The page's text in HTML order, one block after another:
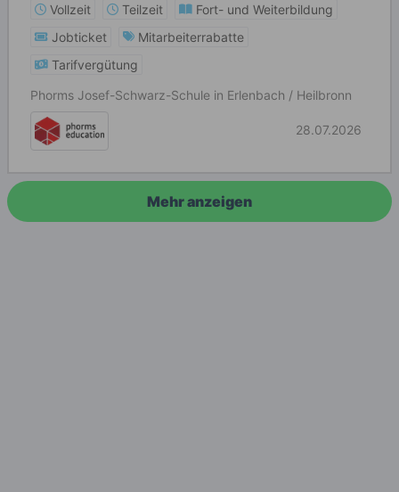
Vollzeit
Teilzeit
Fort- und Weiterbildung
Jobticket
Mitarbeiterrabatte
Tarifvergütung
Phorms Josef-Schwarz-Schule in Erlenbach / Heilbronn
28.07.2026
Mehr anzeigen